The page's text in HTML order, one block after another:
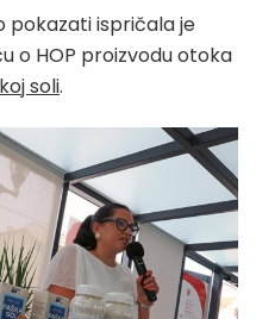
pokazati ispričala je
o HOP proizvodu otoka
soli.